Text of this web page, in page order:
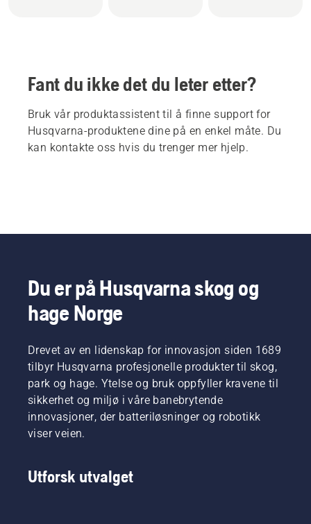
Fant du ikke det du leter etter?
Bruk vår produktassistent til å finne support for
Husqvarna-produktene dine på en enkel måte. Du
kan kontakte oss hvis du trenger mer hjelp.
Du er på Husqvarna skog og
hage Norge
Drevet av en lidenskap for innovasjon siden 1689
tilbyr Husqvarna profesjonelle produkter til skog,
park og hage. Ytelse og bruk oppfyller kravene til
sikkerhet og miljø i våre banebrytende
innovasjoner, der batteriløsninger og robotikk
viser veien.
Utforsk utvalget